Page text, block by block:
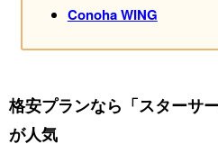
Conoha WING
格安プランなら「スターサ
が人気